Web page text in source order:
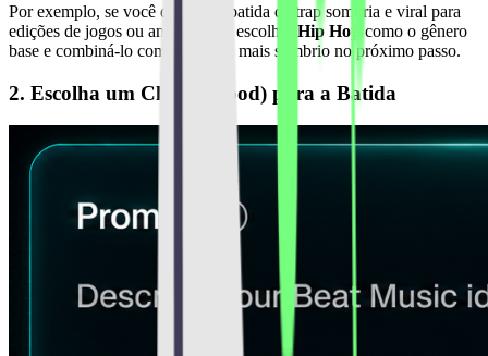
Por exemplo, se você quer uma batida de trap sombria e viral para
edições de jogos ou anime, pode escolher Hip Hop
como o gênero
base e combiná-lo com um clima mais sombrio no próximo passo.
2. Escolha um Clima (Mood) para a Batida